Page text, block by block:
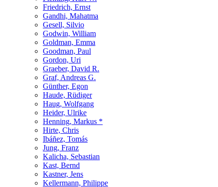
Friedrich, Ernst
Gandhi, Mahatma
Gesell, Silvio
Godwin, William
Goldman, Emma
Goodman, Paul
Gordon, Uri
Graeber, David R.
Graf, Andreas G.
Günther, Egon
Haude, Rüdiger
Haug, Wolfgang
Heider, Ulrike
Henning, Markus *
Hirte, Chris
Ibáñez, Tomás
Jung, Franz
Kalicha, Sebastian
Kast, Bernd
Kastner, Jens
Kellermann, Philippe